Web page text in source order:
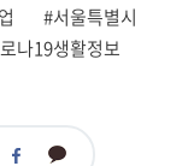
#서울특별시
나19생활정보
페 카